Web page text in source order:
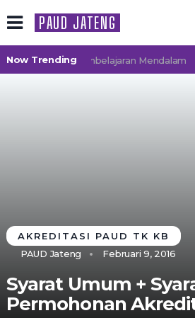
PAUD JATENG
Now Trending
2027 TK Pembelajaran Mendalam
AKREDITASI PAUD TK KB
PAUD Jateng
Februari 9, 2016
Syarat Umum +
Permohonan